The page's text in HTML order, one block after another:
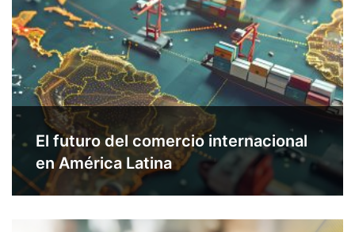
El futuro del comercio internacional
en América Latina